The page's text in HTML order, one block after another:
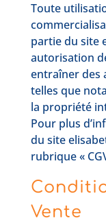
Toute
partie du site
autorisation
entraîner des
telles que
la propriété
Pour plus
du site
rubrique «
Vente